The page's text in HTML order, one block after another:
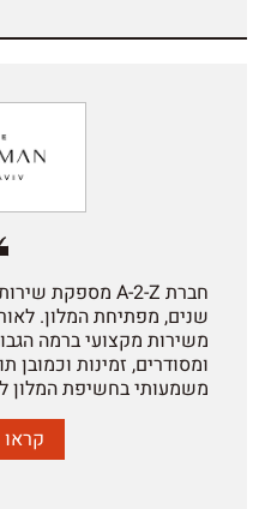
שנים, מפתיחת המלון.
משירות מקצועי ברמה
ומסודרים, זמינות
משמעותי בחשיפת המלון
קראו